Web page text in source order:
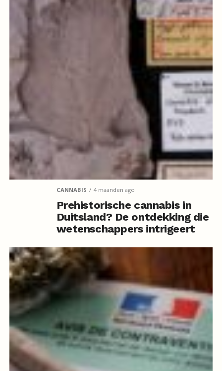
CANNABIS 4 maanden ago
Prehistorische cannabis in
Duitsland? De ontdekking die
wetenschappers intrigeert